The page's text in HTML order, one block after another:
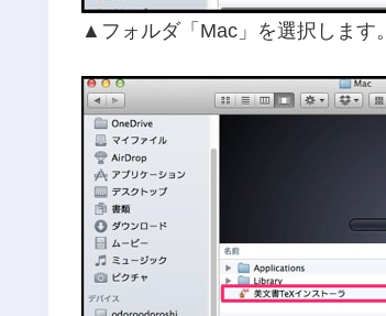
▲フォルダ「Mac」を選択します。